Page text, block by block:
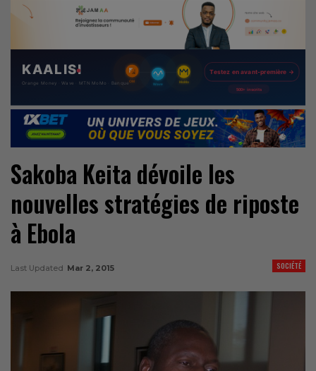
Sakoba Keita dévoile les
nouvelles stratégies de riposte
à Ebola
SOCIÉTÉ
Last Updated Mar 2, 2015